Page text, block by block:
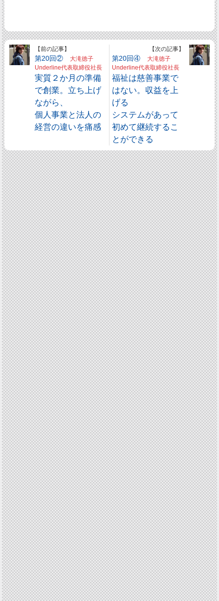
【前の記事】
第20回②
大滝徳子
Underline代表取締役社長
実質２か月の準備
で創業。立ち上げ
ながら、
個人事業と法人の
経営の違いを痛感
【次の記事】
第20回④
大滝徳子
Underline代表取締役社長
福祉は慈善事業で
はない。収益を上
げる
システムがあって
初めて継続するこ
とができる